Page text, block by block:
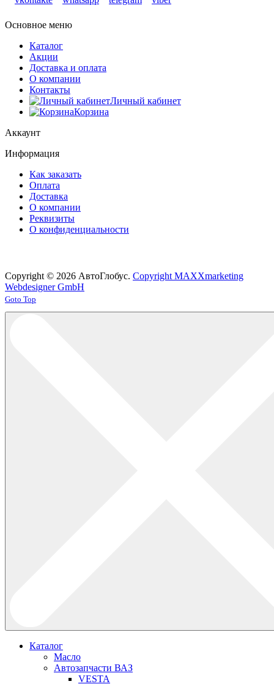
Основное меню
Каталог
Акции
Доставка и оплата
О компании
Контакты
Личный кабинет
Корзина
Аккаунт
Информация
Как заказать
Оплата
Доставка
О компании
Реквизиты
О конфиденциальности
Copyright © 2026 АвтоГлобус. Copyright MAXXmarketing
Webdesigner GmbH
Joomla! 3 Templates
Goto Top
Каталог
Масло
Автозапчасти ВАЗ
VESTA